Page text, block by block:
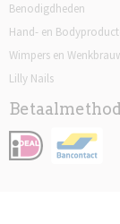
Benodigdheden
Hand- en
Wimpers en
Lilly Nails